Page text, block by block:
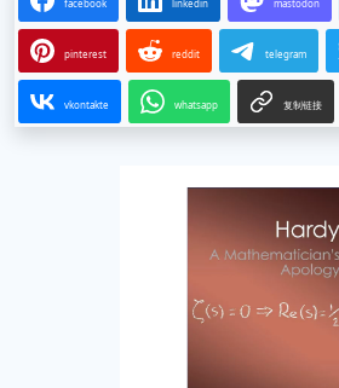
facebook linkedin mastodon
pinterest reddit telegram
vkontakte whatsapp 复制链接